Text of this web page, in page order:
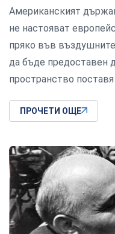
Американският
не настояват
пряко във
да бъде предоставен
пространство
ПРОЧЕТИ ОЩЕ